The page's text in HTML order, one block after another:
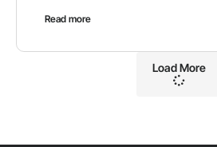
Read more
Load More